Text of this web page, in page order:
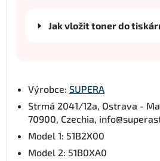
Jak vložit toner do
Výrobce: SUPERA
Strmá 2041/12a, Ostrava -
70900, Czechia,
Model 1: 51B2X00
Model 2: 51B0XA0